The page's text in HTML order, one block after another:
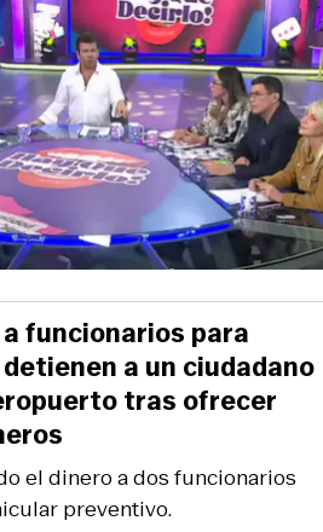
el dinero a dos funcionarios
preventivo.
funcionarios para
a un ciudadano
tras ofrecer